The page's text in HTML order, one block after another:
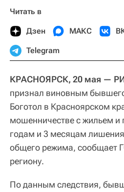
Читать в
Дзен МАКС
Telegram
КРАСНОЯРСК, 20 мая —
признал виновным
Боготол в Красноярском
мошенничестве с жильем и
годам и 3 месяцам
общего режима, сообщает
региону.
По данным следствия,